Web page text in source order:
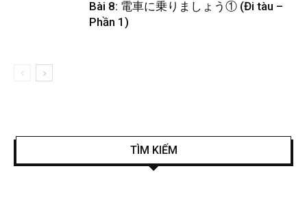
Bài 8: 電車に乗りましょう① (Đi tàu –
Phần 1)
TÌM KIẾM